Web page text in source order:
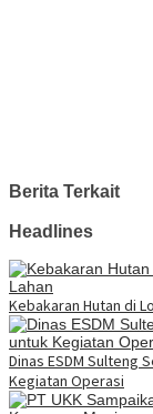
Berita Terkait
Headlines
Kebakaran Hutan di
Dinas ESDM Sulteng
Kegiatan Operasi